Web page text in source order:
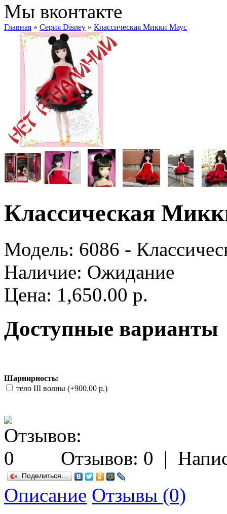
Мы вконтакте
Главная » Серия Disney » Классическая Микки Маус
Классическая
Модель: 6086 -
Наличие: Ожидание
Цена: 1,650.00 р.
Доступные варианты
Шарнирность:
тело III волны (+900.00 р.)
Отзывов: 0 |
Поделиться…
Описание Отзывы (0)